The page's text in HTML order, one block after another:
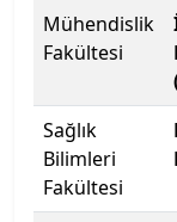
Ege
Erciyes
Erzincan
Erzurum
Mühendislik
Fakültesi
Sağlık
Bilimleri
Fakültesi